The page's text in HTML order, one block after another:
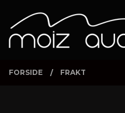
innholdet
PRODUKTER
FORSIDE FRAKT